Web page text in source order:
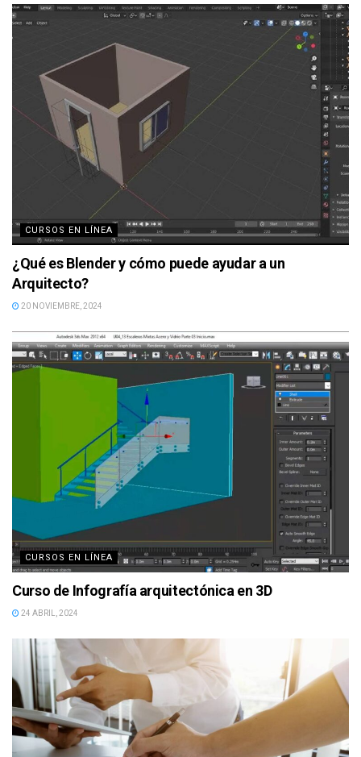
CURSOS EN LÍNEA
¿Qué es Blender y cómo puede ayudar a un
Arquitecto?
20 NOVIEMBRE, 2024
CURSOS EN LÍNEA
Curso de Infografía arquitectónica en 3D
24 ABRIL, 2024